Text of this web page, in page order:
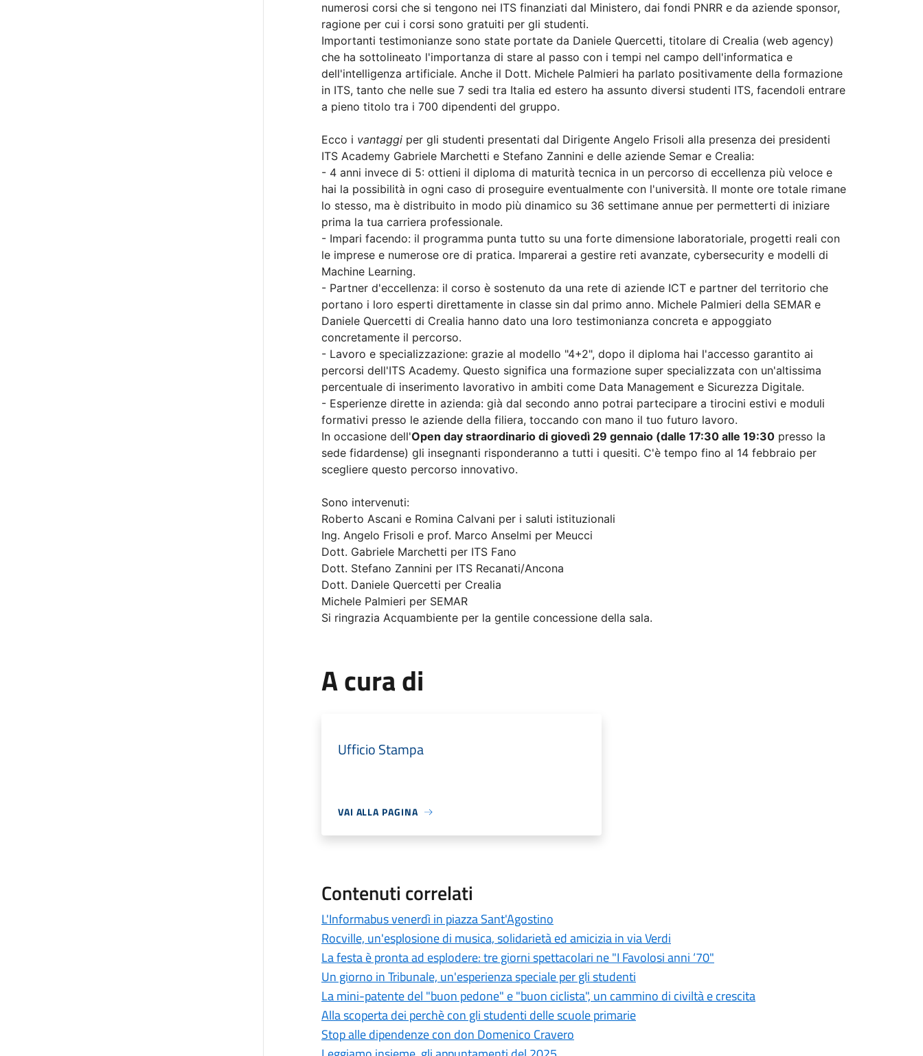
numerosi corsi che si tengono nei ITS finanziati dal Ministero, dai fondi PNRR e da aziende sponsor,
ragione per cui i corsi sono gratuiti per gli studenti.
Importanti testimonianze sono state portate da Daniele Quercetti, titolare di Crealia (web agency)
che ha sottolineato l'importanza di stare al passo con i tempi nel campo dell'informatica e
dell'intelligenza artificiale. Anche il Dott. Michele Palmieri ha parlato positivamente della formazione
in ITS, tanto che nelle sue 7 sedi tra Italia ed estero ha assunto diversi studenti ITS, facendoli entrare
a pieno titolo tra i 700 dipendenti del gruppo.
Ecco i vantaggi per gli studenti presentati dal Dirigente Angelo Frisoli alla presenza dei presidenti
ITS Academy Gabriele Marchetti e Stefano Zannini e delle aziende Semar e Crealia:
-4 anni invece di 5: ottieni il diploma di maturità tecnica in un percorso di eccellenza più veloce e
hai la possibilità in ogni caso di proseguire eventualmente con l'università. Il monte ore totale rimane
lo stesso, ma è distribuito in modo più dinamico su 36 settimane annue per permetterti di iniziare
prima la tua carriera professionale.
-Impari facendo: il programma punta tutto su una forte dimensione laboratoriale, progetti reali con
le imprese e numerose ore di pratica. Imparerai a gestire reti avanzate, cybersecurity e modelli di
Machine Learning.
-Partner d'eccellenza: il corso è sostenuto da una rete di aziende ICT e partner del territorio che
portano i loro esperti direttamente in classe sin dal primo anno. Michele Palmieri della SEMAR e
Daniele Quercetti di Crealia hanno dato una loro testimonianza concreta e appoggiato
concretamente il percorso.
-Lavoro e specializzazione: grazie al modello "4+2", dopo il diploma hai l'accesso garantito ai
percorsi dell'ITS Academy. Questo significa una formazione super specializzata con un'altissima
percentuale di inserimento lavorativo in ambiti come Data Management e Sicurezza Digitale.
-Esperienze dirette in azienda: già dal secondo anno potrai partecipare a tirocini estivi e moduli
formativi presso le aziende della filiera, toccando con mano il tuo futuro lavoro.
In occasione dell'Open day straordinario di giovedì 29 gennaio (dalle 17:30 alle 19:30presso la
sede fidardense) gli insegnanti risponderanno a tutti i quesiti. C'è tempo fino al 14 febbraio per
scegliere questo percorso innovativo.
Sono intervenuti:
Roberto Ascani e Romina Calvani per i saluti istituzionali
Ing. Angelo Frisoli e prof. Marco Anselmi per Meucci
Dott. Gabriele Marchetti per ITS Fano
Dott. Stefano Zannini per ITS Recanati/Ancona
Dott. Daniele Quercetti per Crealia
Michele Palmieri per SEMAR
Si ringrazia Acquambiente per la gentile concessione della sala.
A cura di
Ufficio Stampa
VAI ALLA PAGINA
Contenuti correlati
L'Informabus venerdì in piazza Sant'Agostino
Rocville, un'esplosione di musica, solidarietà ed amicizia in via Verdi
La festa è pronta ad esplodere: tre giorni spettacolari ne "I Favolosi anni ‘70"
Un giorno in Tribunale, un'esperienza speciale per gli studenti
La mini-patente del "buon pedone" e "buon ciclista", un cammino di civiltà e crescita
Alla scoperta dei perchè con gli studenti delle scuole primarie
Stop alle dipendenze con don Domenico Cravero